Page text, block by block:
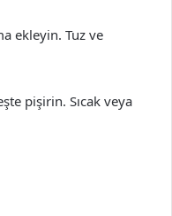
ekleyin. Tuz ve
pişirin. Sıcak veya